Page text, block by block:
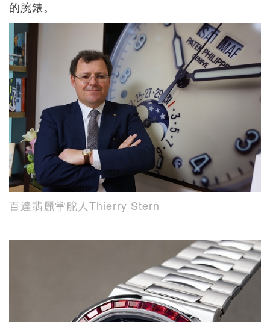
的腕錶。
百達翡麗掌舵人Thierry Stern